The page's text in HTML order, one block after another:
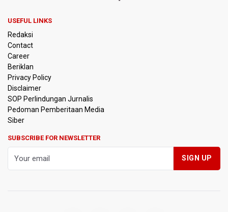
Sebesar 145,3 Miliar Dolar AS
Penjelasan Kemenkes: Pasien BPJS Kesehatan Viral
Terkait Temuan 995 Pucuk Senjata, Yayasan Sekolah: Tak
Ada Ekskul Menembak
KPK Terima Permintaan Kejaksaan Agung Periksa Febrie
Adriansyah
Kementerian ESDM Kaji Pengembangan PLTS Sepanjang
USEFUL LINKS
Redaksi
Contact
Career
Beriklan
Privacy Policy
Disclaimer
SOP Perlindungan Jurnalis
Pedoman Pemberitaan Media
Siber
SUBSCRIBE FOR NEWSLETTER